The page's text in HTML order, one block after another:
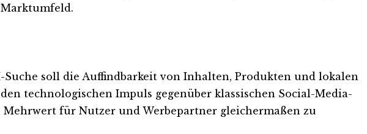
soll die Auffindbarkeit von Inhalten, Produkten und lokalen
technologischen Impuls gegenüber klassischen Social-Media-
für Nutzer und Werbepartner gleichermaßen zu